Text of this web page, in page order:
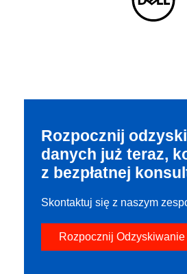
Rozpocznij
danych już teraz,
z bezpłatnej
Skontaktuj się z naszym
Rozpocznij